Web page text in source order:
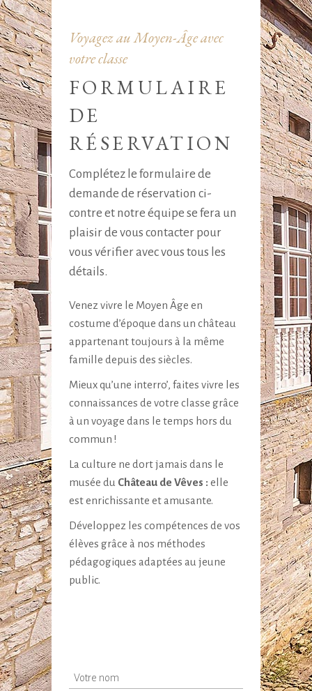
Voyagez au Moyen-Âge avec
votre classe
FORMULAIRE
DE
RÉSERVATION
Complétez le formulaire de
demande de réservation ci-
contre et notre équipe se fera un
plaisir de vous contacter pour
vous vérifier avec vous tous les
détails.
Venez vivre le Moyen Âge en
costume d’époque dans un château
appartenant toujours à la même
famille depuis des siècles.
Mieux qu’une interro’, faites vivre les
connaissances de votre classe grâce
à un voyage dans le temps hors du
commun !
La culture ne dort jamais dans le
musée du Château de Vêves : elle
est enrichissante et amusante.
Développez les compétences de vos
élèves grâce à nos méthodes
pédagogiques adaptées au jeune
public.